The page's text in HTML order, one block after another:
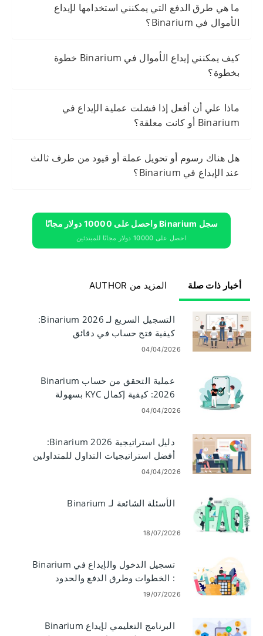
ما هي طرق الدفع التي يمكنني استخدامها لإيداع
الأموال في Binarium؟
كيف يمكنني إيداع الأموال في Binarium خطوة
بخطوة؟
ماذا علي أن أفعل إذا فشلت عملية الإيداع في
Binarium أو كانت معلقة؟
هل هناك رسوم أو تحويل عملة أو قيود من طرف ثالث
عند الإيداع في Binarium؟
سجل Binarium واحصل على 10000 دولار مجانًا
احصل على 10000 دولار مجانًا للمبتدئين
المزيد من AUTHOR أخبار ذات صلة
التسجيل السريع لـ Binarium 2026:
كيفية فتح حساب في دقائق
04/04/2026
عملية التحقق من حساب Binarium
2026: كيفية إكمال KYC بسهولة
04/04/2026
دليل استراتيجية Binarium 2026:
أفضل استراتيجيات التداول للمتداولين
الجدد
04/04/2026
الأسئلة الشائعة لـ Binarium
18/07/2026
تسجيل الدخول والإيداع في Binarium
: الخطوات وطرق الدفع والحدود
19/07/2026
البرنامج التعليمي لإيداع Binarium